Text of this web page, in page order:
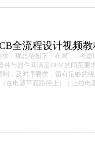
全流程设计视频教
，现总结如下：布局：1.考
与器件间满足DFM的间距
，及时序要求，留有足够的
在电源平面路径上）；上拉电